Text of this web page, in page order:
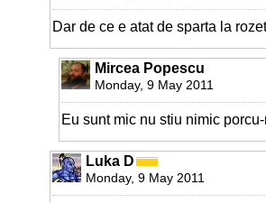
Dar de ce e atat de sparta la
Mircea Popescu
Monday, 9 May 2011
Eu sunt mic nu stiu nimic
Luka D
Monday, 9 May 2011